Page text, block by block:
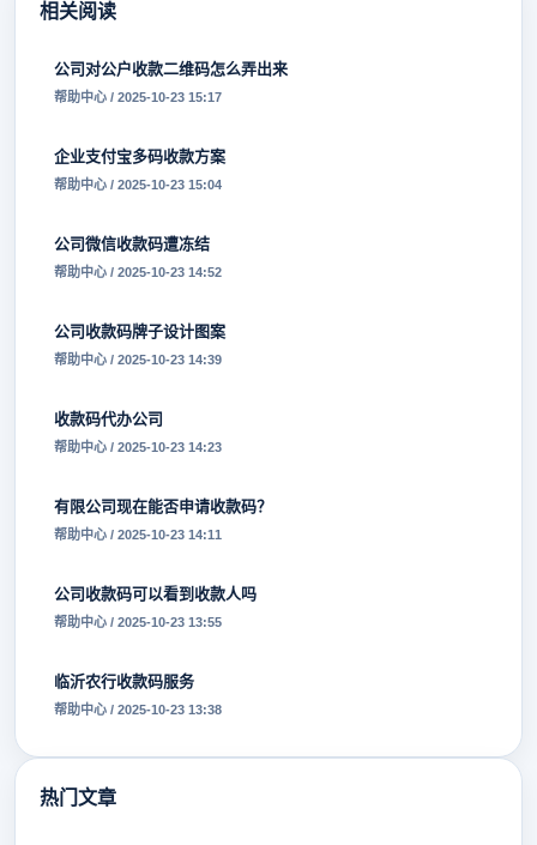
相关阅读
公司对公户收款二维码怎么弄出来
帮助中心 / 2025-10-23 15:17
企业支付宝多码收款方案
帮助中心 / 2025-10-23 15:04
公司微信收款码遭冻结
帮助中心 / 2025-10-23 14:52
公司收款码牌子设计图案
帮助中心 / 2025-10-23 14:39
收款码代办公司
帮助中心 / 2025-10-23 14:23
有限公司现在能否申请收款码？
帮助中心 / 2025-10-23 14:11
公司收款码可以看到收款人吗
帮助中心 / 2025-10-23 13:55
临沂农行收款码服务
帮助中心 / 2025-10-23 13:38
热门文章